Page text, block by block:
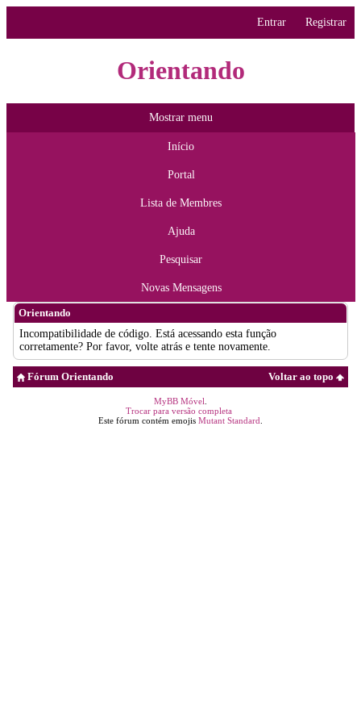
Entrar Registrar
Orientando
Mostrar menu
Início
Portal
Lista de Membres
Ajuda
Pesquisar
Novas Mensagens
Orientando
Incompatibilidade de código. Está acessando esta função
corretamente? Por favor, volte atrás e tente novamente.
Voltar ao topo
Fórum Orientando
MyBB Móvel
Trocar para versão completa
Este fórum contém emojis Mutant Standard